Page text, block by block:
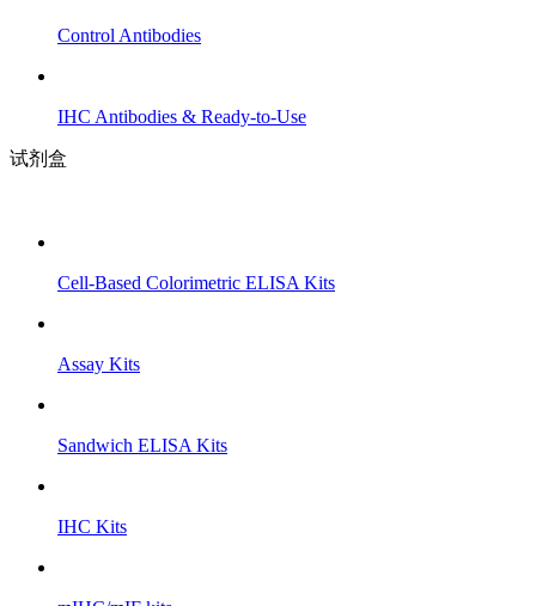
Control Antibodies
IHC Antibodies & Ready-to-Use
试剂盒
Cell-Based Colorimetric ELISA Kits
Assay Kits
Sandwich ELISA Kits
IHC Kits